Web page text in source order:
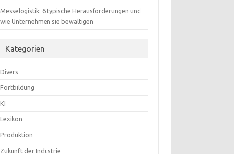
Messelogistik: 6 typische Herausforderungen und
wie Unternehmen sie bewältigen
Kategorien
Divers
Fortbildung
KI
Lexikon
Produktion
Zukunft der Industrie